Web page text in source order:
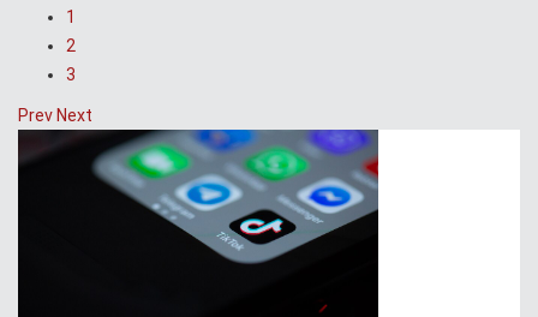
1
2
3
Prev Next